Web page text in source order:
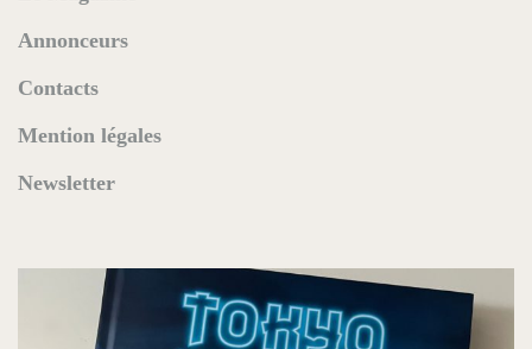
Annonceurs
Contacts
Mention légales
Newsletter